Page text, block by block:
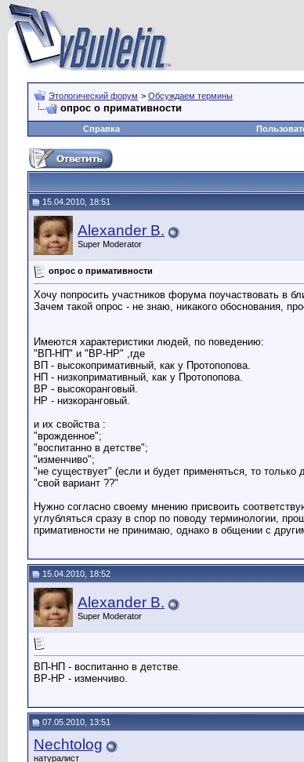
Этологический форум > Обсуждаем термины
опрос о примативности
Справка
15.04.2010, 18:51
Alexander B.
Super Moderator
опрос о примативности
Хочу попросить участников форума поучаствовать в
Зачем такой опрос - не знаю, никакого обоснования,
Имеются характеристики людей, по поведению:
"ВП-НП" и "ВР-НР" ,где
ВП - высокопримативный, как у Протопопова.
НП - низкопримативный, как у Протопопова.
ВР - высокоранговый.
НР - низкоранговый.
и их свойства :
"врожденное";
"воспитанно в детстве";
"изменчиво";
"не существует" (если и будет применяться, то только
"свой вариант ??"
Нужно согласно своему мнению присвоить
углубляться сразу в спор по поводу терминологии,
примативности не принимаю, однако в общении с
15.04.2010, 18:52
Alexander B.
Super Moderator
ВП-НП - воспитанно в детстве.
ВР-НР - изменчиво.
07.05.2010, 13:51
Nechtolog
натуралист